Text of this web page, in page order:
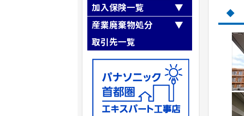
第一種電気工事士
第二種電気工事士
職長・安全衛生責任者
高所作業車運転技能講習
アーク溶接
小型移動式クレーン運転技能
玉掛け技能講習
自由研削といし
石綿（アスベスト）作業主任者
加入保険一覧
全日本電気工事業工業組合連合会
全日本電気工事業工業組合連合会
『業務災害補償制度』
SR茨城県労働保険事務組合加入
建設業退職金共済事業加入
産業廃棄物処分
取引先一覧
クリーンテックシオガイ（株）
株式会社リフレックス
株式会社ニシノ産業
株式会社NIPPO
株式会社フルヤ建商